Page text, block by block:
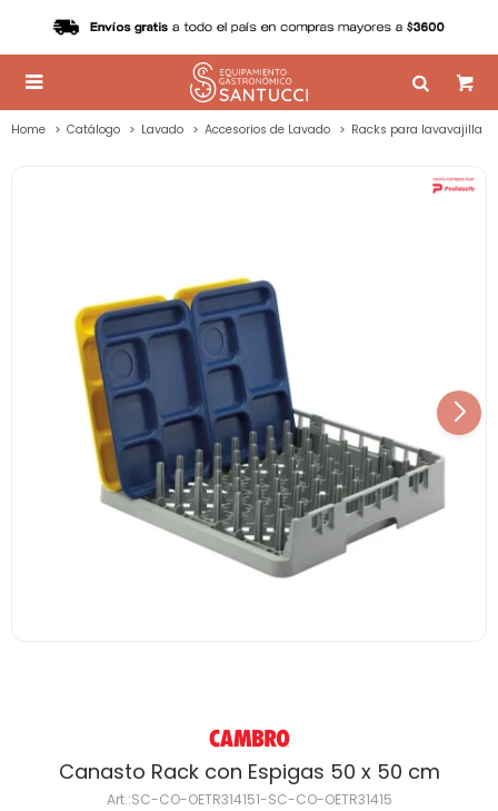

Home Catálogo Lavado Accesorios de Lavado Racks para lavavajilla
Canasto Rack con Espigas 50 x 50 cm
SC-CO-OETR314151-SC-CO-OETR31415